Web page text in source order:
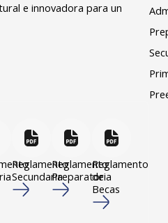
e innovadora para un
Reglamento
Secundaria
Reglamento
Preparatoria
Reglamento
de
Becas